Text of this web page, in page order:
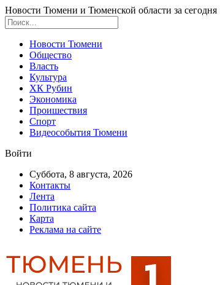
Новости Тюмени и Тюменской области за сегодня
Новости Тюмени
Общество
Власть
Культура
ХК Рубин
Экономика
Проишествия
Спорт
Видеособытия Тюмени
Войти
Суббота, 8 августа, 2026
Контакты
Лента
Политика сайта
Карта
Реклама на сайте